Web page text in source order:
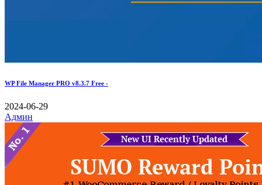
WP File Manager PRO v8.3.7 Free -
2024-06-29
Админ